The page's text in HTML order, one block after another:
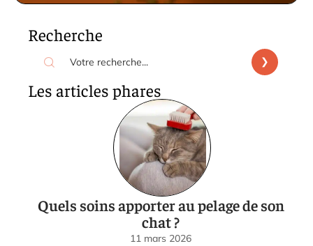
Recherche
Les articles phares
Quels soins apporter au pelage de son
chat ?
11 mars 2026